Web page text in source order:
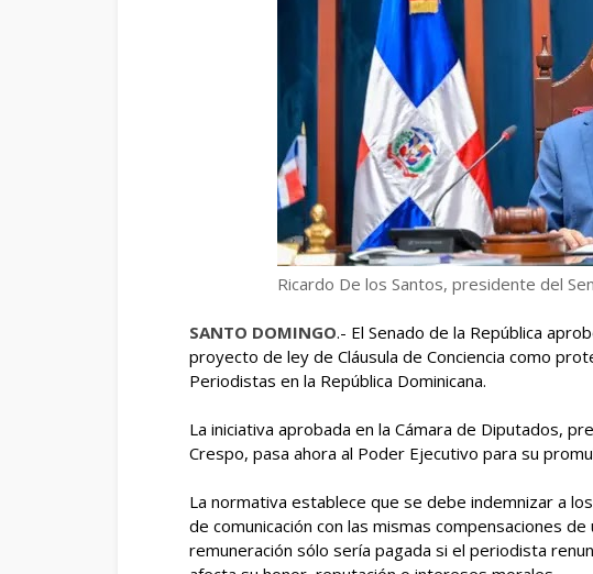
Ricardo De los Santos, presidente del
SANTO DOMINGO.- El Senado de la República
proyecto de ley de Cláusula de Conciencia como
Periodistas en la República Dominicana.
La iniciativa aprobada en la Cámara de Diputados,
Crespo, pasa ahora al Poder Ejecutivo para su
La normativa establece que se debe indemnizar a
de comunicación con las mismas compensaciones
remuneración sólo sería pagada si el periodista